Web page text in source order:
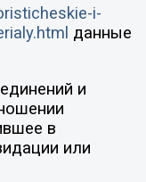
i-
данные
и
в
или